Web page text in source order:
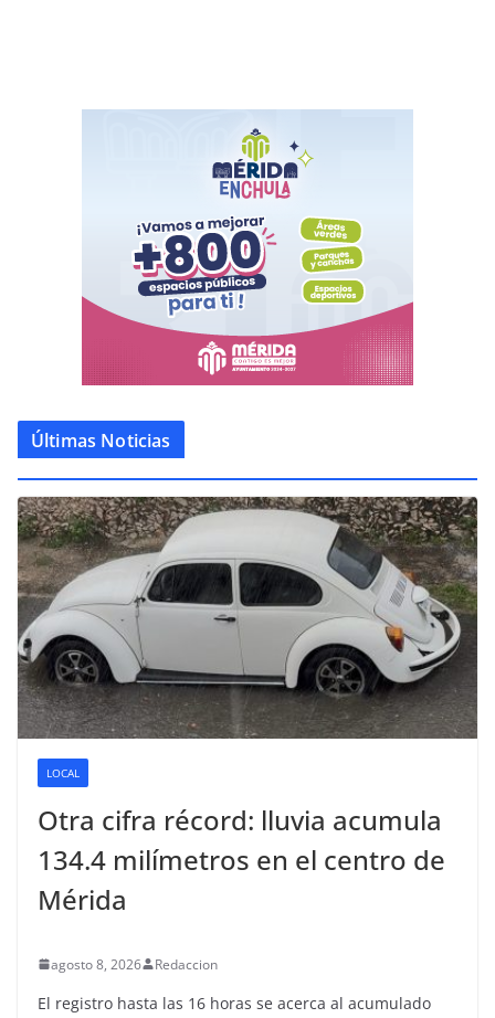
Últimas Noticias
LOCAL
Otra cifra récord: lluvia acumula
134.4 milímetros en el centro de
Mérida
agosto 8, 2026 Redaccion
El registro hasta las 16 horas se acerca al acumulado